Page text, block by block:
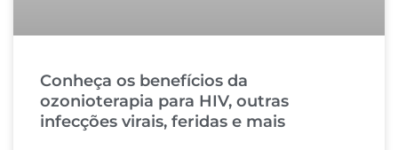
Conheça os benefícios da
ozonioterapia para HIV, outras
infecções virais, feridas e mais